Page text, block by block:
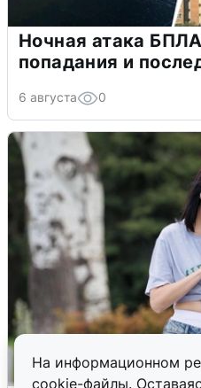
На информационном
cookie-файлы.
Ночная атака
попадания и
6 августа 0